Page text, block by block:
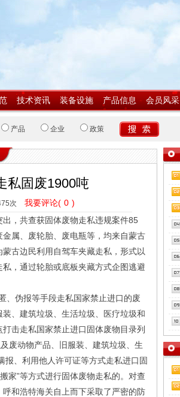
技术资讯 装备设施 产品信息 会员风采
产品 企业 政策
私固废1900吨
次 我要评论( 0 )
，共查获固体废物走私违规案件85
属、废轮胎、废电瓶等，均来自蒙古
古边民利用自驾车夹藏走私，形式以
，通过轮胎或底板夹藏方式企图逃避
伪报等手段走私国家禁止进口的废
、建筑垃圾、生活垃圾、医疗垃圾和
击走私国家禁止进口固体废物目录列
废动物产品、旧服装、建筑垃圾、生
、利用他人许可证等方式走私进口固
家”等方式进行固体废物走私的。对查
和浩特海关自上而下采取了严密的防